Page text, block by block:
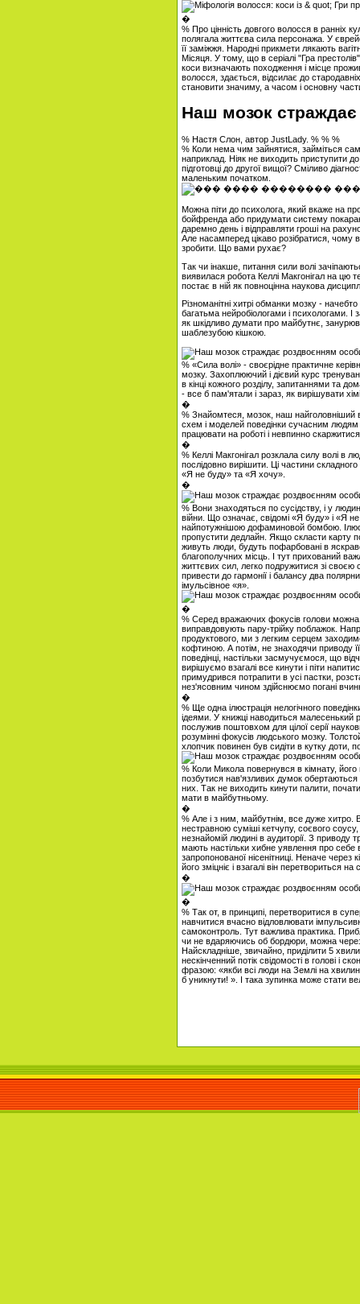
�
% Про цінність довгого волосся в ранніх
полягала життєва сила персонажа. У
її заміжжя. Народні прикмети лякають
Місяця. У тому, що в серіалі "Гра
коси визначають походження і місце
волосся, здається, відсилає до
становити значиму, а часом і основну
Наш мозок страждає
% Настя Слон, автор JustLady. % % %
% Коли нема чим зайнятися, займіться
наприклад. Ніяк не виходить приступити
підготовці до другої вищої? Сміливо
маленьким початком.
Можна піти до психолога, який вкаже на
бойфренда або придумати систему
даремно день і відправляти гроші на
Але насамперед цікаво розібратися, чому
зробити. Що вами рухає?
Так чи інакше, питання сили волі
виявилася робота Келлі Макгонігал на цю
постає в ній як повноцінна наукова
Різноманітні хитрі обманки мозку -
багатьма нейробіологами і психологами. І
як шкідливо думати про майбутнє,
шаблезубою кішкою.
% «Сила волі» - своєрідне практичне
мозку. Захоплюючий і дієвий курс
в кінці кожного розділу, запитаннями та
- все б пам'ятали і зараз, як вирішувати
�
% Знайомтеся, мозок, наш найголовніший
схем і моделей поведінки сучасним людям
працювати на роботі і невпинно
�
% Келлі Макгонігал розклала силу волі в
послідовно вирішити. Ці частини
«Я не буду» та «Я хочу».
�
% Вони знаходяться по сусідству, і у
війни. Що означає, свідомі «Я буду» і «Я
найпотужнішою дофаминовой бомбою.
пропустити дедлайн. Якщо скласти карту
живуть люди, будуть пофарбовані в
благополучних місць. І тут прихований
життєвих сил, легко подружитися зі своєю
привести до гармонії і балансу два
імульсівное «я».
�
% Серед вражаючих фокусів голови можна
виправдовують пару-трійку поблажок.
продуктового, ми з легким серцем
кофтиною. А потім, не знаходячи приводу
поведінці, настільки засмучуємося, що
вирішуємо взагалі все кинути і піти
примудрився потрапити в усі пастки,
нез'ясовним чином здійснюємо погані
�
% Ще одна ілюстрація нелогічного
ідеями. У книжці наводиться малесенький
послужив поштовхом для цілої серії
розумінні фокусів людського мозку.
хлопчик повинен був сидіти в кутку доти,
% Коли Микола повернувся в кімнату,
позбутися нав'язливих думок
них. Так не виходить кинути палити,
мати в майбутньому.
�
% Але і з ним, майбутнім, все дуже хитро.
нестравною суміші кетчупу, соєвого соусу,
незнайомій людині в аудиторії. З приводу
мають настільки хибне уявлення про себе
запропонованої нісенітниці. Неначе
його зміцніє і взагалі він перетвориться на
�
�
% Так от, в принципі, перетворитися в
навчитися вчасно відловлювати
самоконтроль. Тут важлива практика.
чи не вдаряючись об бордюри, можна через
Найскладніше, звичайно, приділити 5
нескінченний потік свідомості в голові і
фразою: «якби всі люди на Землі на
б уникнути! ». І така зупинка може стати